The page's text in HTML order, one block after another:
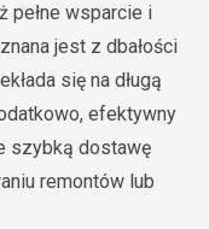
pełne wsparcie i
jest z dbałości
się na długą
efektywny
szybką dostawę
remontów lub